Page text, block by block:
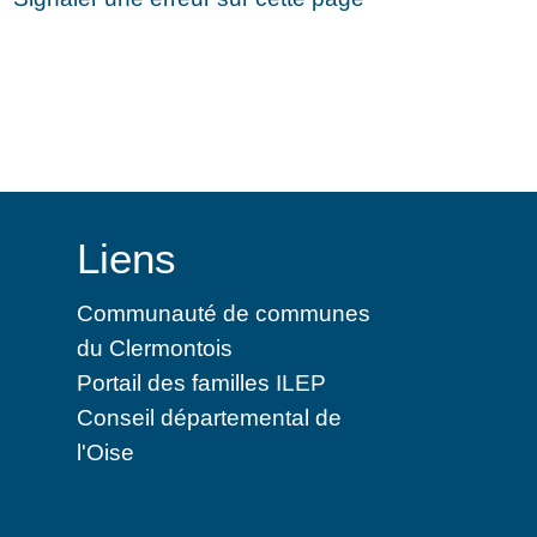
Liens
Communauté de communes
du Clermontois
Portail des familles ILEP
Conseil départemental de
l'Oise